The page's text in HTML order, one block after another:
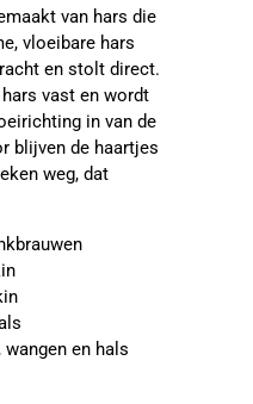
van hars die
vloeibare hars
en stolt direct.
vast en wordt
in van de
blijven de haartjes
weg, dat
en hals